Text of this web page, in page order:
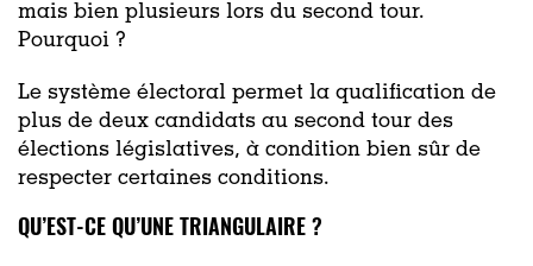
mais bien plusieurs lors du second tour.
Pourquoi ?
Le système électoral permet la qualification de
plus de deux candidats au second tour des
élections législatives, à condition bien sûr de
respecter certaines conditions.
QU’EST-CE QU’UNE TRIANGULAIRE ?